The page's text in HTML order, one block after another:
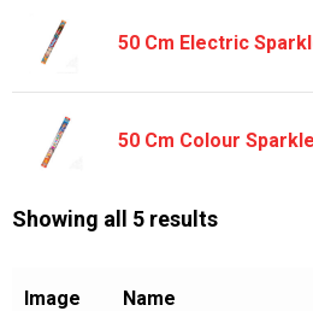
50 Cm Electric
50 Cm Colour
Showing all 5 results
Image Name